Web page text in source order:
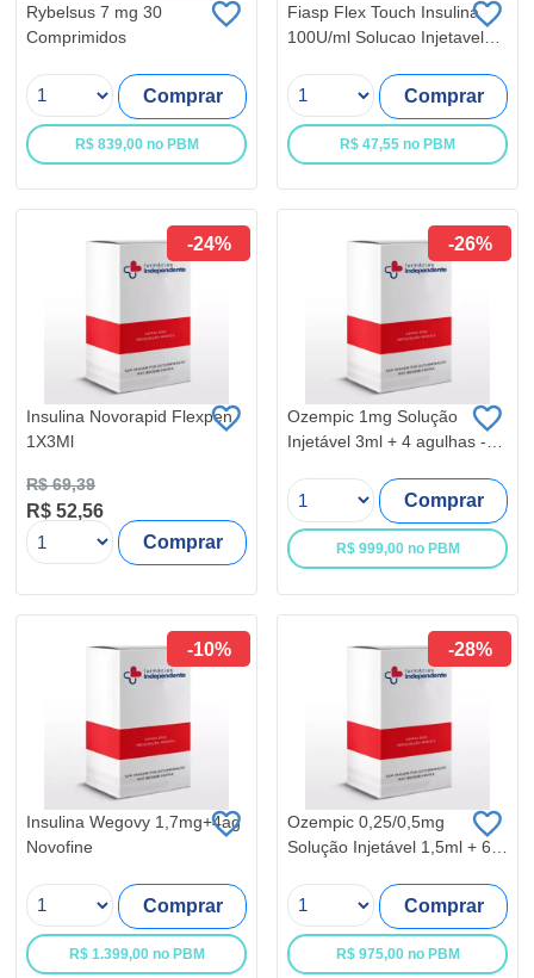
Rybelsus 7 mg 30
Comprimidos
Comprar
R$ 839,00 no PBM
Fiasp Flex Touch Insulina
100U/ml Solucao Injetavel
Comprar
R$ 47,55 no PBM
-24%
Insulina Novorapid Flexpen
1X3Ml
R$ 69,39
R$ 52,56
Comprar
-26%
Ozempic 1mg Solução
Injetável 3ml + 4 agulhas -
Comprar
R$ 999,00 no PBM
-10%
Insulina Wegovy 1,7mg+4ag
Novofine
Comprar
R$ 1.399,00 no PBM
-28%
Ozempic 0,25/0,5mg
Solução Injetável 1,5ml + 6
Comprar
R$ 975,00 no PBM